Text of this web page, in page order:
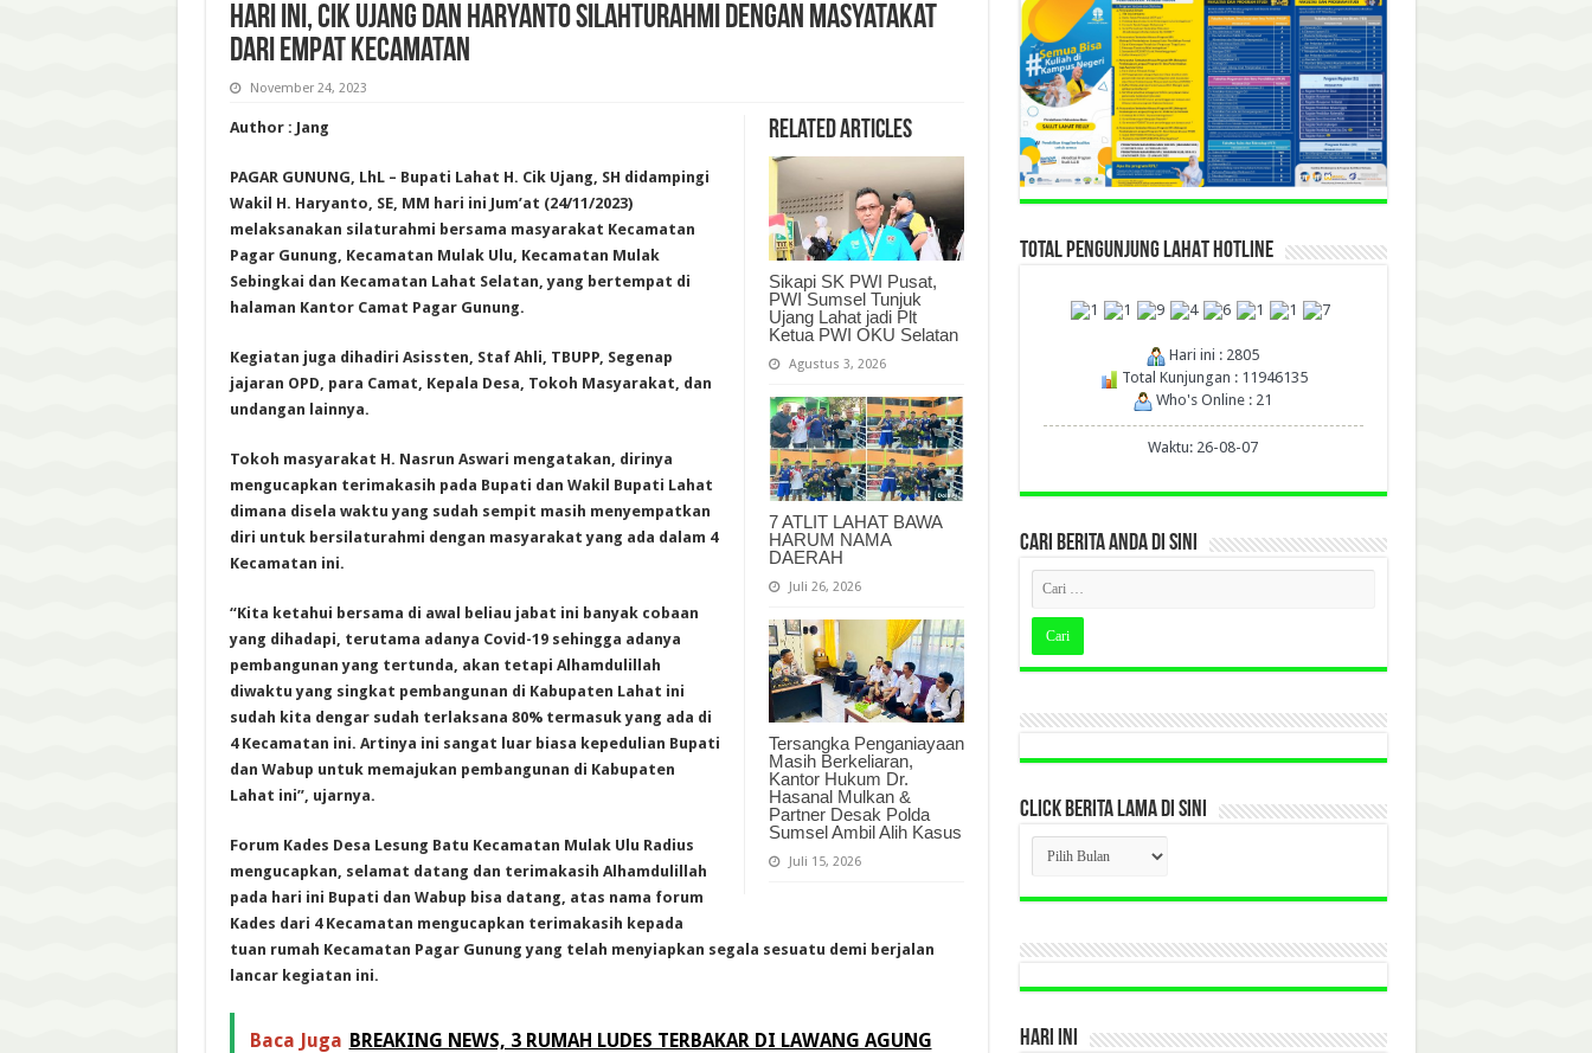
Hari Ini, Cik Ujang dan Haryanto Silahturahmi dengan Masyatakat
dari Empat Kecamatan
November 24, 2023
Related Articles
Sikapi SK PWI Pusat,
PWI Sumsel Tunjuk
Ujang Lahat jadi Plt
Ketua PWI OKU Selatan
Agustus 3, 2026
7 ATLIT LAHAT BAWA
HARUM NAMA
DAERAH
Juli 26, 2026
Tersangka Penganiayaan
Masih Berkeliaran,
Kantor Hukum Dr.
Hasanal Mulkan &
Partner Desak Polda
Sumsel Ambil Alih Kasus
Juli 15, 2026
Author : Jang
PAGAR GUNUNG, LhL – Bupati Lahat H. Cik Ujang, SH didampingi
Wakil H. Haryanto, SE, MM hari ini Jum’at (24/11/2023)
melaksanakan silaturahmi bersama masyarakat Kecamatan
Pagar Gunung, Kecamatan Mulak Ulu, Kecamatan Mulak
Sebingkai dan Kecamatan Lahat Selatan, yang bertempat di
halaman Kantor Camat Pagar Gunung.
Kegiatan juga dihadiri Asissten, Staf Ahli, TBUPP, Segenap
jajaran OPD, para Camat, Kepala Desa, Tokoh Masyarakat, dan
undangan lainnya.
Tokoh masyarakat H. Nasrun Aswari mengatakan, dirinya
mengucapkan terimakasih pada Bupati dan Wakil Bupati Lahat
dimana disela waktu yang sudah sempit masih menyempatkan
diri untuk bersilaturahmi dengan masyarakat yang ada dalam 4
Kecamatan ini.
“Kita ketahui bersama di awal beliau jabat ini banyak cobaan
yang dihadapi, terutama adanya Covid-19 sehingga adanya
pembangunan yang tertunda, akan tetapi Alhamdulillah
diwaktu yang singkat pembangunan di Kabupaten Lahat ini
sudah kita dengar sudah terlaksana 80% termasuk yang ada di
4 Kecamatan ini. Artinya ini sangat luar biasa kepedulian Bupati
dan Wabup untuk memajukan pembangunan di Kabupaten
Lahat ini”, ujarnya.
Forum Kades Desa Lesung Batu Kecamatan Mulak Ulu Radius
mengucapkan, selamat datang dan terimakasih Alhamdulillah
pada hari ini Bupati dan Wabup bisa datang, atas nama forum
Kades dari 4 Kecamatan mengucapkan terimakasih kepada
tuan rumah Kecamatan Pagar Gunung yang telah menyiapkan segala sesuatu demi berjalan
lancar kegiatan ini.
Baca Juga BREAKING NEWS, 3 RUMAH LUDES TERBAKAR DI LAWANG AGUNG
TOTAL PENGUNJUNG LAHAT HOTLINE
Hari ini : 2805
Total Kunjungan : 11946135
Who's Online : 21
Waktu: 26-08-07
CARI BERITA ANDA DI SINI
CLICK BERITA LAMA DI SINI
CLICK
BERITA
LAMA
DI
HARI INI